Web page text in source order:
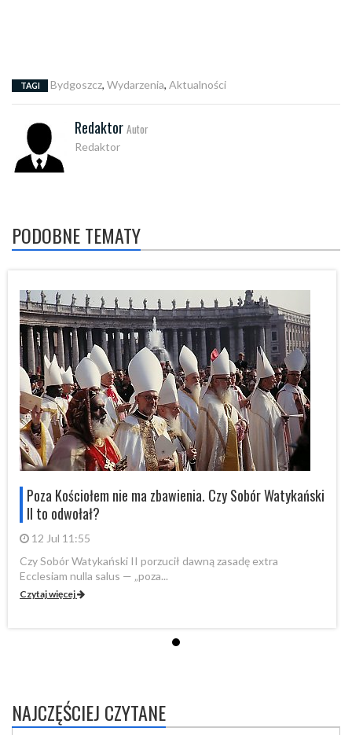
TAGI Bydgoszcz, Wydarzenia, Aktualności
Redaktor Autor
Redaktor
PODOBNE TEMATY
Poza Kościołem nie ma zbawienia. Czy Sobór Watykański
II to odwołał?
12 Jul 11:55
Czy Sobór Watykański II porzucił dawną zasadę extra
Ecclesiam nulla salus — „poza...
Czytaj więcej
NAJCZĘŚCIEJ CZYTANE